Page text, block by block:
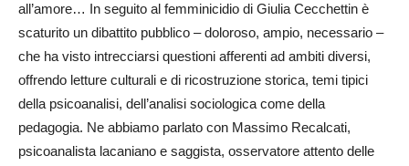
all’amore… In seguito al femminicidio di Giulia Cecchettin è
scaturito un dibattito pubblico – doloroso, ampio, necessario –
che ha visto intrecciarsi questioni afferenti ad ambiti diversi,
offrendo letture culturali e di ricostruzione storica, temi tipici
della psicoanalisi, dell’analisi sociologica come della
pedagogia. Ne abbiamo parlato con Massimo Recalcati,
psicoanalista lacaniano e saggista, osservatore attento delle